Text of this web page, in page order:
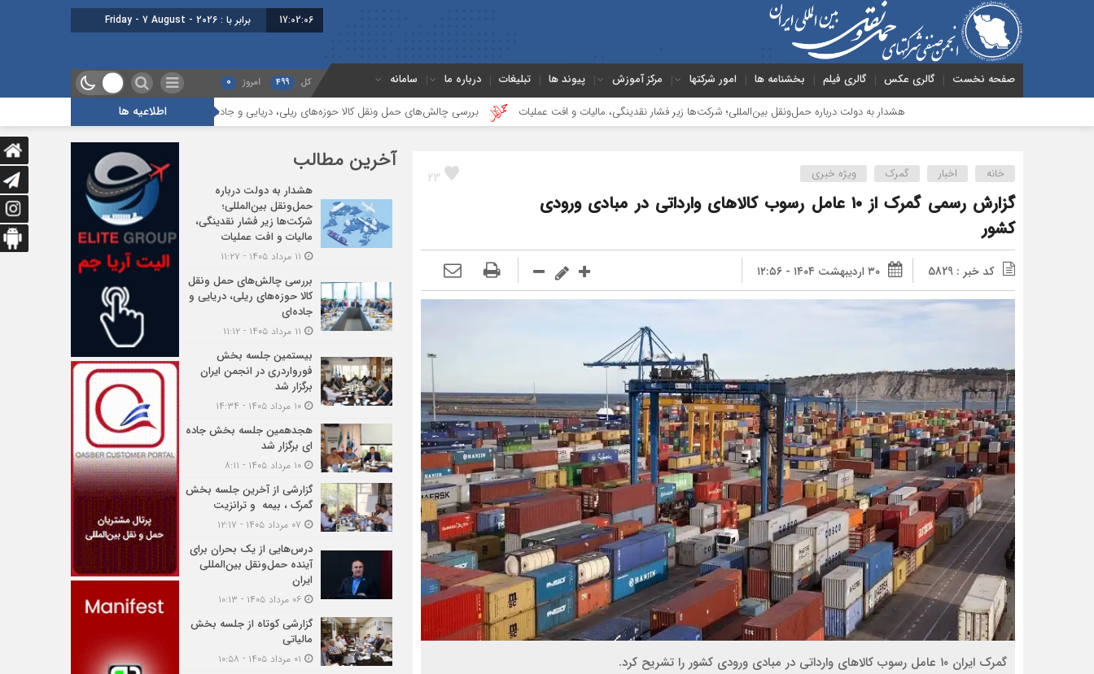
17:02:07 برابر با : Friday - 7 August - 2026
صفحه نخست گالری عکس گالری فیلم بخشنامه ها امور شرکتها مرکز آموزش پیوند ها تبلیغات درباره ما سامانه کل 499 امروز 0
اطلاعیه ها هشدار به دولت درباره حمل‌ونقل بین‌المللی؛ شرکت‌ها زیر فشار نقدینگی، مالیات و افت عملیات بررسی چالش‌های حمل ونقل کالا حوزه‌های ریلی، دریایی و جاده‌ای بیستمین جلسه بخش فورواردری در انجمن ایران برگزار شد
23 خانه اخبار گمرک ویژه خبری
گزارش رسمی گمرک از ۱۰ عامل رسوب کالاهای وارداتی در مبادی ورودی
کشور
کد خبر : 5829 ۳۰ اردیبهشت ۱۴۰۴ - ۱۲:۵۶
گمرک ایران ۱۰ عامل رسوب کالاهای وارداتی در مبادی ورودی کشور را تشریح کرد.
آخرین مطالب
هشدار به دولت درباره
حمل‌ونقل بین‌المللی؛
شرکت‌ها زیر فشار نقدینگی،
مالیات و افت عملیات
بررسی چالش‌های حمل ونقل
کالا حوزه‌های ریلی، دریایی و
جاده‌ای
بیستمین جلسه بخش
فورواردری در انجمن ایران
برگزار شد
۱۰ مرداد ۱۴۰۵ - ۱۴:۳۴
هجدهمین جلسه بخش جاده
ای برگزار شد
۱۰ مرداد ۱۴۰۵ - ۸:۱۱
گزارشی از آخرین جلسه بخش
گمرک ، بیمه و ترانزیت
درس‌هایی از یک بحران برای
آینده حمل‌ونقل بین‌المللی
ایران
گزارشی کوتاه از جلسه بخش
مالیاتی